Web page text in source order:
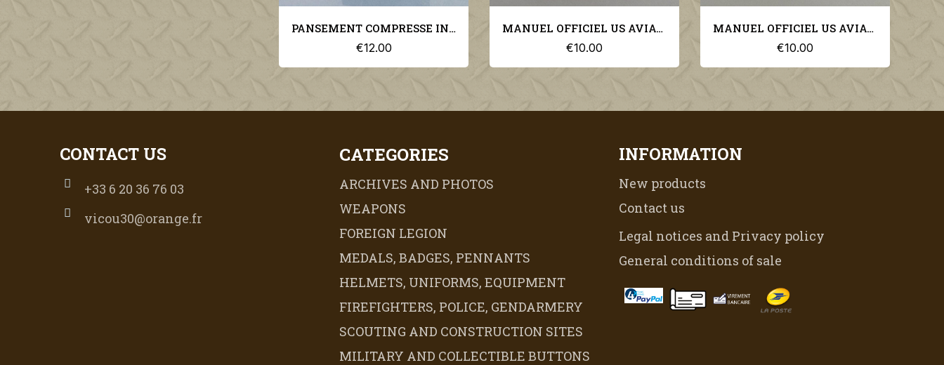
PANSEMENT COMPRESSE INDIVIDUEL US FIRST AIDE EN CARTON
MANUEL OFFICIEL US AVIATION PILOTE THE EQUATORIAL FRONT US NAVY AEROLOGY SERIES N°9
MANUEL OFFICIEL US AVIATION PILOTE THE COLD FRONT US NAVY AEROLOGY SERIES N°6
CONTACT US
+33 6 20 36 76 03
vicou30@orange.fr
CATEGORIES
ARCHIVES AND PHOTOS
WEAPONS
FOREIGN LEGION
MEDALS, BADGES, PENNANTS
HELMETS, UNIFORMS, EQUIPMENT
FIREFIGHTERS, POLICE, GENDARMERY
SCOUTING AND CONSTRUCTION SITES
MILITARY AND COLLECTIBLE BUTTONS
INFORMATION
New products
Contact us
Legal notices and Privacy policy
General conditions of sale